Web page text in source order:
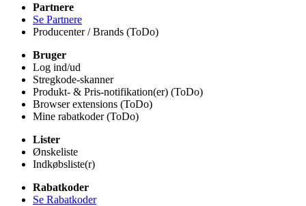
Partnere
Se Partnere
Producenter / Brands (ToDo)
Bruger
Log ind/ud
Stregkode-skanner
Produkt- & Pris-notifikation(er) (ToDo)
Browser extensions (ToDo)
Mine rabatkoder (ToDo)
Lister
Ønskeliste
Indkøbsliste(r)
Rabatkoder
Se Rabatkoder